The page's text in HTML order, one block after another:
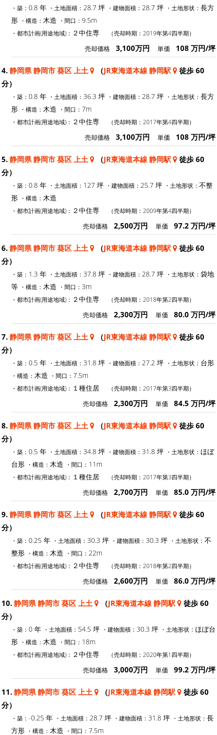
・築： 0.8 年 ・土地面積： 28.7 坪 ・建物面積： 28.7 坪 ・土地形状： 長方
形 ・構造： 木造 ・間口： 9.5m
・都市計画(用途地域)： ２中住専 （売却時期：2019年第4四半期）
売却価格 3,100万円 単価 108 万円/坪
4. 静岡県 静岡市 葵区 上土 （JR東海道本線 静岡駅
徒歩 60
分）
・築： 0.8 年 ・土地面積： 36.3 坪 ・建物面積： 28.7 坪 ・土地形状： 長方
形 ・構造： 木造 ・間口： 7m
・都市計画(用途地域)： ２中住専 （売却時期：2017年第4四半期）
売却価格 3,100万円 単価 108 万円/坪
5. 静岡県 静岡市 葵区 上土 （JR東海道本線 静岡駅
徒歩 60
分）
・築： 0.8 年 ・土地面積： 127 坪 ・建物面積： 25.7 坪 ・土地形状： 不整
形 ・構造： 木造
・都市計画(用途地域)： ２中住専 （売却時期：2009年第4四半期）
売却価格 2,500万円 単価 97.2 万円/坪
6. 静岡県 静岡市 葵区 上土 （JR東海道本線 静岡駅
徒歩 60
分）
・築： 1.3 年 ・土地面積： 37.8 坪 ・建物面積： 28.7 坪 ・土地形状： 袋地
等 ・構造： 木造 ・間口： 3m
・都市計画(用途地域)： ２中住専 （売却時期：2018年第2四半期）
売却価格 2,300万円 単価 80.0 万円/坪
7. 静岡県 静岡市 葵区 上土 （JR東海道本線 静岡駅
徒歩 60
分）
・築： 0.5 年 ・土地面積： 31.8 坪 ・建物面積： 27.2 坪 ・土地形状： 台形
・構造： 木造 ・間口： 7.5m
・都市計画(用途地域)： １種住居 （売却時期：2017年第3四半期）
売却価格 2,300万円 単価 84.5 万円/坪
8. 静岡県 静岡市 葵区 上土 （JR東海道本線 静岡駅
徒歩 60
分）
・築： 0.5 年 ・土地面積： 34.8 坪 ・建物面積： 31.8 坪 ・土地形状： ほぼ
台形 ・構造： 木造 ・間口： 11m
・都市計画(用途地域)： １種住居 （売却時期：2017年第3四半期）
売却価格 2,700万円 単価 85.0 万円/坪
9. 静岡県 静岡市 葵区 上土 （JR東海道本線 静岡駅
徒歩 60
分）
・築： 0.25 年 ・土地面積： 30.3 坪 ・建物面積： 30.3 坪 ・土地形状： 不
整形 ・構造： 木造 ・間口： 22m
・都市計画(用途地域)： ２中住専 （売却時期：2018年第2四半期）
売却価格 2,600万円 単価 86.0 万円/坪
10. 静岡県 静岡市 葵区 上土 （JR東海道本線 静岡駅
徒歩 60
分）
・築： 0 年 ・土地面積： 54.5 坪 ・建物面積： 30.3 坪 ・土地形状： ほぼ台
形 ・構造： 木造 ・間口： 18m
・都市計画(用途地域)： ２中住専 （売却時期：2020年第1四半期）
売却価格 3,000万円 単価 99.2 万円/坪
11. 静岡県 静岡市 葵区 上土 （JR東海道本線 静岡駅
徒歩 60
分）
・築： -0.25 年 ・土地面積： 28.7 坪 ・建物面積： 31.8 坪 ・土地形状： 長
方形 ・構造： 木造 ・間口： 7.5m